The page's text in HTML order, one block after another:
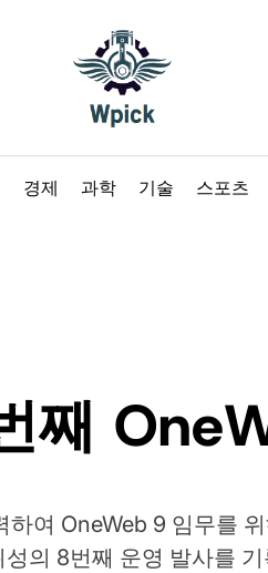
경제 과학 기술 스포츠
째
여 OneWeb 9 임무를
의 8번째 운영 발사를